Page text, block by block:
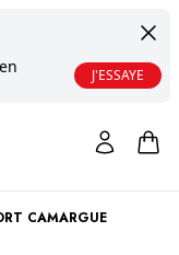
J'ESSAYE
CAMARGUE